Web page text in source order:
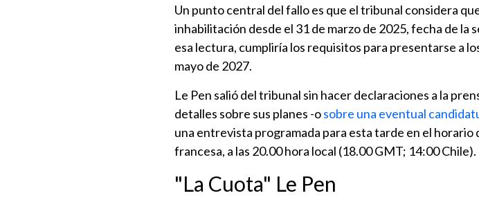
Un punto central del fallo es que el tribunal considera
inhabilitación desde el 31 de marzo de 2025, fecha de la
esa lectura, cumpliría los requisitos para presentarse a
mayo de 2027.
Le Pen salió del tribunal sin hacer declaraciones a la
detalles sobre sus planes -osobre una eventual
una entrevista programada para esta tarde en el horario
francesa, a las 20.00 hora local (18.00 GMT; 14:00 Chile).
"La Cuota" Le Pen